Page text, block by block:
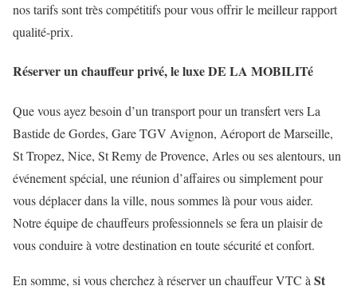
nos tarifs sont très compétitifs pour vous offrir le meilleur rapport
qualité-prix.
Réserver un chauffeur privé, le luxe DE LA MOBILITé
Que vous ayez besoin d’un transport pour un transfert vers La
Bastide de Gordes, Gare TGV Avignon, Aéroport de Marseille,
St Tropez, Nice, St Remy de Provence, Arles ou ses alentours, un
événement spécial, une réunion d’affaires ou simplement pour
vous déplacer dans la ville, nous sommes là pour vous aider.
Notre équipe de chauffeurs professionnels se fera un plaisir de
vous conduire à votre destination en toute sécurité et confort.
En somme, si vous cherchez à réserver un chauffeur VTC à St